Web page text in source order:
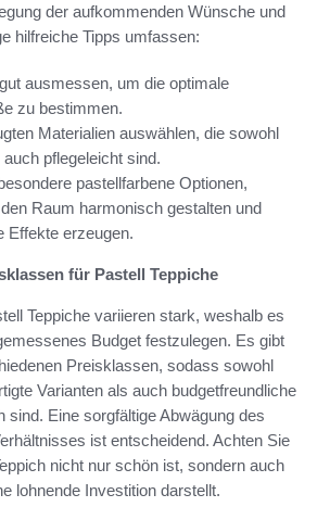
der aufkommenden Wünsche und
hilfreiche Tipps umfassen:
ausmessen, um die optimale
zu bestimmen.
Materialien auswählen, die sowohl
pflegeleicht sind.
pastellfarbene Optionen,
Raum harmonisch gestalten und
Effekte erzeugen.
für Pastell Teppiche
Teppiche variieren stark, weshalb es
Budget festzulegen. Es gibt
Preisklassen, sodass sowohl
Varianten als auch budgetfreundliche
sind. Eine sorgfältige Abwägung des
ist entscheidend. Achten Sie
nicht nur schön ist, sondern auch
lohnende Investition darstellt.